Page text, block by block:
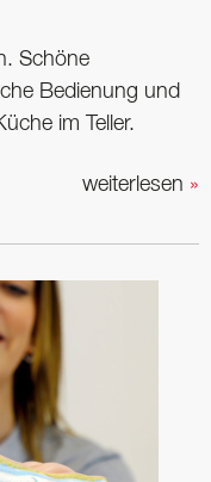
Schöne
Bedienung und
im Teller.
weiterlesen »